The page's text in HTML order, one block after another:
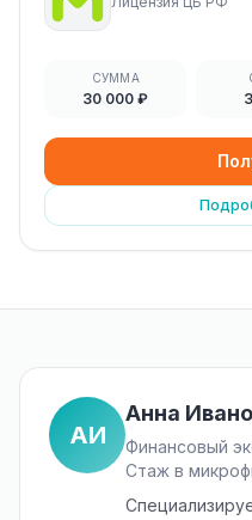
СУММА
30 000 ₽
АИ
Анна
Финансовый
Стаж в